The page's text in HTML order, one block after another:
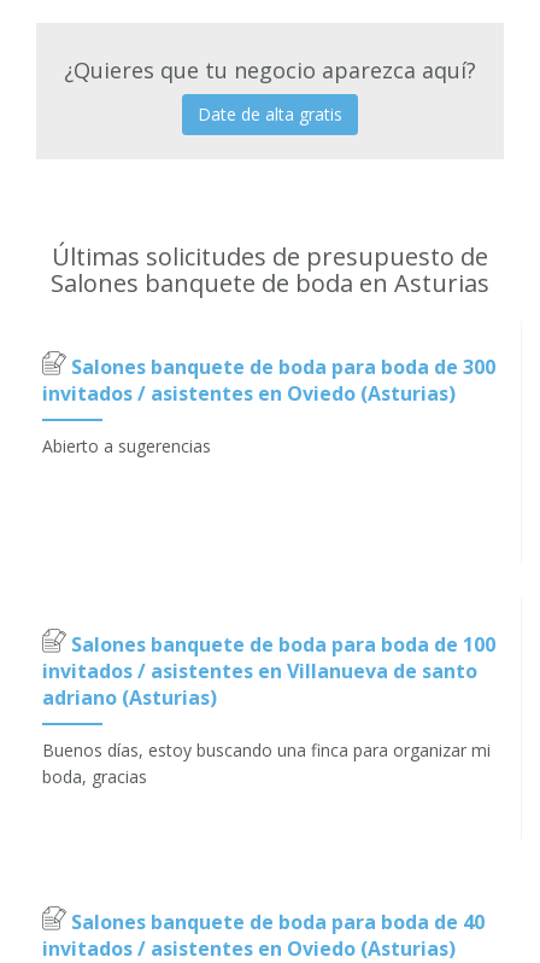
¿Quieres que tu negocio aparezca aquí?
Date de alta gratis
Últimas solicitudes de presupuesto de
Salones banquete de boda en Asturias
Salones banquete de boda para boda de 300
invitados / asistentes en Oviedo (Asturias)
Abierto a sugerencias
Salones banquete de boda para boda de 100
invitados / asistentes en Villanueva de santo
adriano (Asturias)
Buenos días, estoy buscando una finca para organizar mi
boda, gracias
Salones banquete de boda para boda de 40
invitados / asistentes en Oviedo (Asturias)